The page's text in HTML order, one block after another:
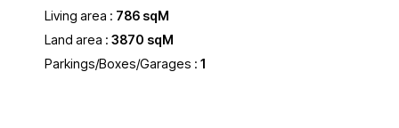
Living area : 786 sqM
Land area : 3870 sqM
Parkings/Boxes/Garages : 1